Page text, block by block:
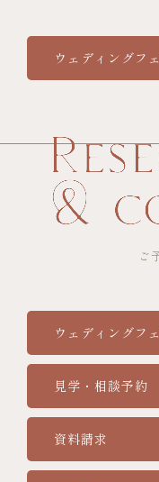
ウェディングフ
ご
ウェディングフ
見学・相談予約
資料請求